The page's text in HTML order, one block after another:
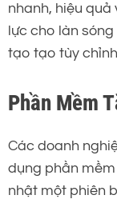
nhanh, hiệu
lực cho làn
tạo tạo tùy
Phần Mềm
Các doanh
dụng phần mềm
nhật một phiên